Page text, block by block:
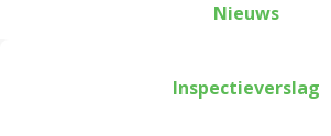
Nieuws
Inspectieverslag